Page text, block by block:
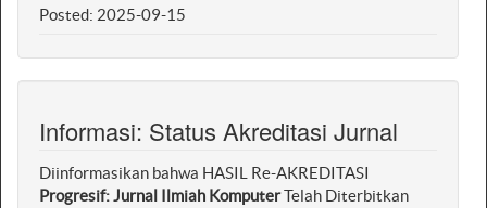
Posted: 2025-09-15
Informasi: Status Akreditasi Jurnal
Diinformasikan bahwa HASIL Re-AKREDITASI
Progresif: Jurnal Ilmiah KomputerTelah Diterbitkan